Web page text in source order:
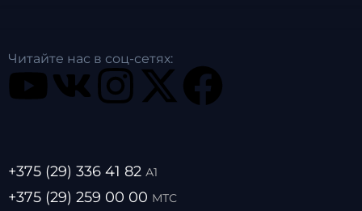
Читайте нас в соц-сетях:
+375 (29) 336 41 82 А1
+375 (29) 259 00 00 МТС